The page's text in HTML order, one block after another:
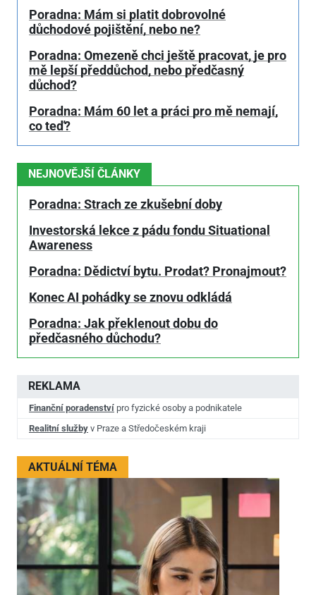
REKLAMA
Finanční poradenství pro fyzické osoby a podnikatele
Realitní služby v Praze a Středočeském kraji
NEJNOVĚJŠÍ ČLÁNKY
Poradna: Strach ze zkušební doby
Investorská lekce z pádu fondu Situational
Awareness
Poradna: Dědictví bytu. Prodat? Pronajmout?
Konec AI pohádky se znovu odkládá
Poradna: Jak překlenout dobu do
předčasného důchodu?
AKTUÁLNÍ TÉMA
Poradna: Mám si platit dobrovolné
důchodové pojištění, nebo ne?
Poradna: Omezeně chci ještě pracovat, je pro
mě lepší předdůchod, nebo předčasný
důchod?
Poradna: Mám 60 let a práci pro mě nemají,
co teď?